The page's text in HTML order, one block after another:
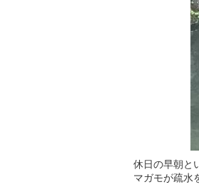
休日の早朝と
マガモが疏水